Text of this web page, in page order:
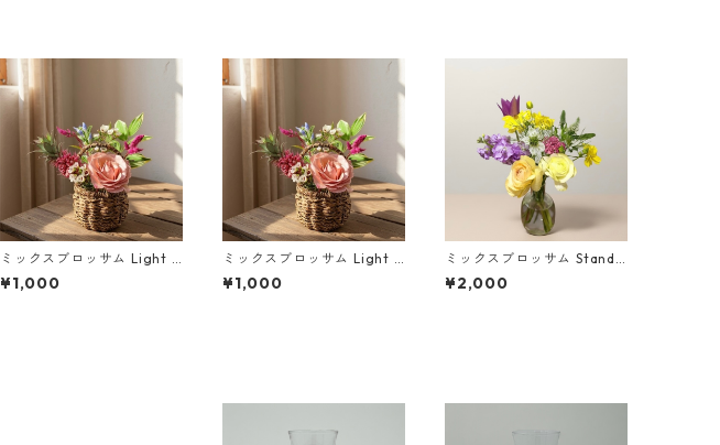
ミックスブロッサム Light |
隔週発送
¥1,000
ミックスブロッサム Light |
毎月発送
¥1,000
ミックスブロッサム Standa
rd | 毎週発送
¥2,000